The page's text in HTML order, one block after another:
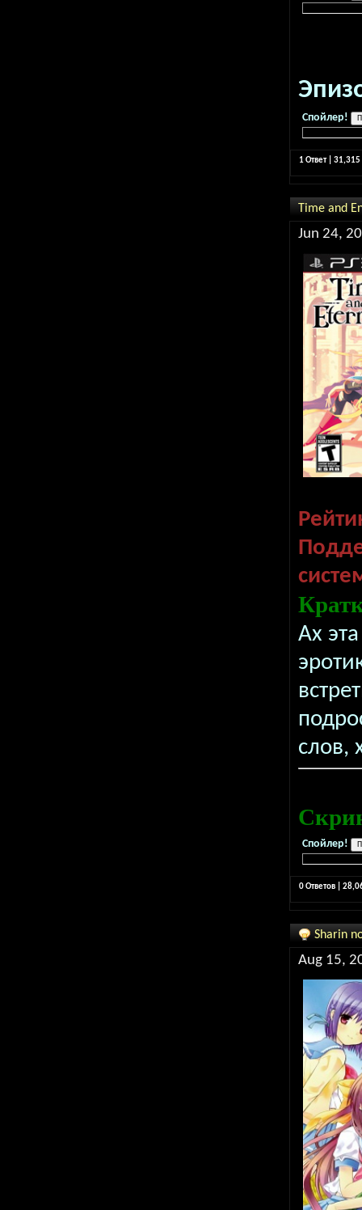
Спойлер!
1 Ответ |
Time and
Jun 24,
Ах
слов,
Спойлер!
0 Ответов |
Sharin
Aug 15,